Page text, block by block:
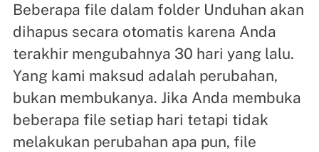
Beberapa file dalam folder Unduhan akan
dihapus secara otomatis karena Anda
terakhir mengubahnya 30 hari yang lalu.
Yang kami maksud adalah perubahan,
bukan membukanya. Jika Anda membuka
beberapa file setiap hari tetapi tidak
melakukan perubahan apa pun, file